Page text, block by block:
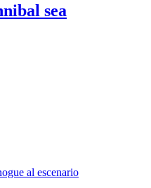
sea
al escenario